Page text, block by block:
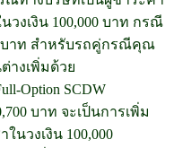
งเงิน 100,000 บาท กรณี
าท สำหรับรถคู่กรณีคุณ
างเพิ่มด้วย
Option SCDW
บาท จะเป็นการเพิ่ม
นวงเงิน 100,000